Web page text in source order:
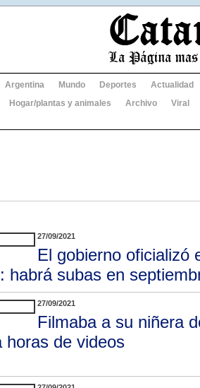
Argentina Mundo Deportes Actualidad
Hogar/plantas y animales Archivo Viral
27/09/2021
El gobierno oficializó
habrá subas en
27/09/2021
Filmaba a su niñera
horas de videos